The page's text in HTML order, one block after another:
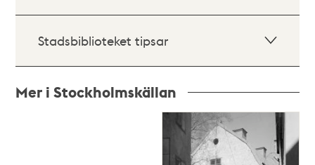
Stadsbiblioteket tipsar
Mer i Stockholmskällan